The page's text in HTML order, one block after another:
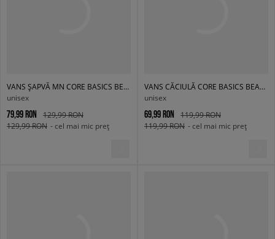
VANS ȘAPVĂ MN CORE BASICS BEANIE
unisex
79,99 RON
129,99 RON
129,99 RON - cel mai mic preț
VANS CĂCIULĂ CORE BASICS BEANIE
unisex
69,99 RON
119,99 RON
119,99 RON - cel mai mic preț